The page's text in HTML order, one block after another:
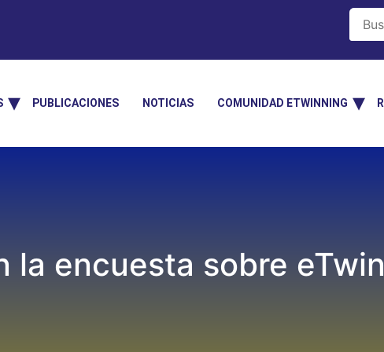
PUBLICACIONES NOTICIAS COMUNIDAD ETWINNING
la encuesta sobre